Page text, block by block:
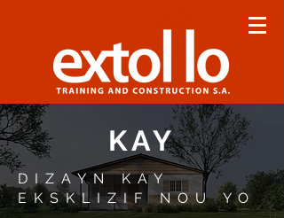
KAY
DIZAYN KAY
EKSKLIZIF NOU YO